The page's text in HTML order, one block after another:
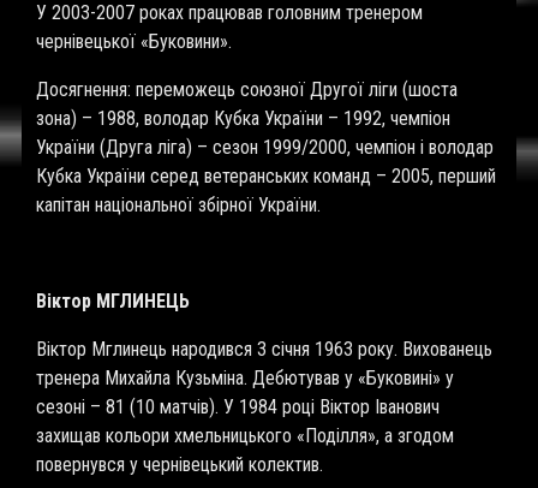
У 2003-2007 роках працював головним тренером
чернівецької «Буковини».
Досягнення: переможець союзної Другої ліги (шоста
зона) – 1988, володар Кубка України – 1992, чемпіон
України (Друга ліга) – сезон 1999/2000, чемпіон і володар
Кубка України серед ветеранських команд – 2005, перший
капітан національної збірної України.
Віктор МГЛИНЕЦЬ
Віктор Мглинець народився 3 січня 1963 року. Вихованець
тренера Михайла Кузьміна. Дебютував у «Буковині» у
сезоні – 81 (10 матчів). У 1984 році Віктор Іванович
захищав кольори хмельницького «Поділля», а згодом
повернувся у чернівецький колектив.